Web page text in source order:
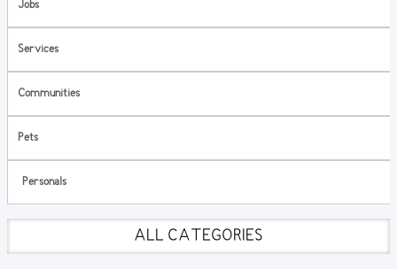
Jobs
Services
Communities
Pets
Personals
ALL CATEGORIES